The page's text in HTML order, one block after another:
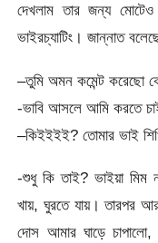
দেখলাম তার জন্য মোটেও
ভাইরচ্যাটিং। জান্নাত
–তুমি অমন কমেন্ট করেছো
-ভাবি আসলে আমি করতে
–কিইইইই? তোমার ভাই
-শুধু কি তাই? ভাইয়া
খায়, ঘুরতে যায়। তারপর
দোস আমার ঘাড়ে